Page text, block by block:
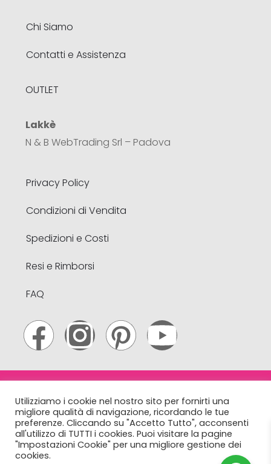
Chi Siamo
Contatti e Assistenza
OUTLET
Lakkè
N & B WebTrading Srl – Padova
Privacy Policy
Condizioni di Vendita
Spedizioni e Costi
Resi e Rimborsi
FAQ
– Via A. Volta, 21 – Limena (PD) – Italy – CF e
P.Iva04961930288– R.E.A 432149 PD. info@lakke.it
Utilizziamo i cookie nel nostro sito per fornirti una
migliore qualità di navigazione, ricordando le tue
preferenze. Cliccando su "Accetto Tutto", acconsenti
all'utilizzo di TUTTI i cookies. Puoi visitare la pagine
"Impostazioni Cookie" per una migliore gestione dei
cookies.